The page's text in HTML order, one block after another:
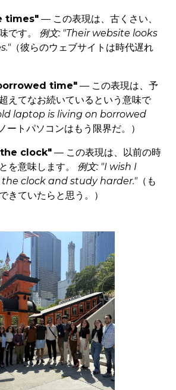
times" — この表現は、古くさい、
です。 例文: "Their website looks
（彼らのウェブサイトは時代遅れ
time" — この表現は、予
えてなお続いているという意味で
laptop is living on borrowed
ートパソコンはもう限界だ。）
clock" — この表現は、以前の時
を意味します。 例文: "I wish I
clock and study harder."（も
きていたらと思う。）